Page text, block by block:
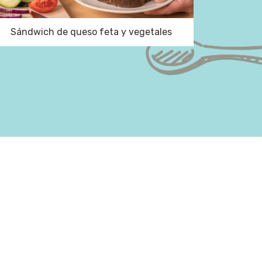
Sándwich de queso feta y vegetales